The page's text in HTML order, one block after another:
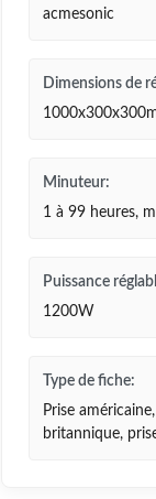
acmesonic
Dimensions de
Minuteur:
1 à 99 heures,
Puissance
1200W
Type de fiche:
Prise
britannique,